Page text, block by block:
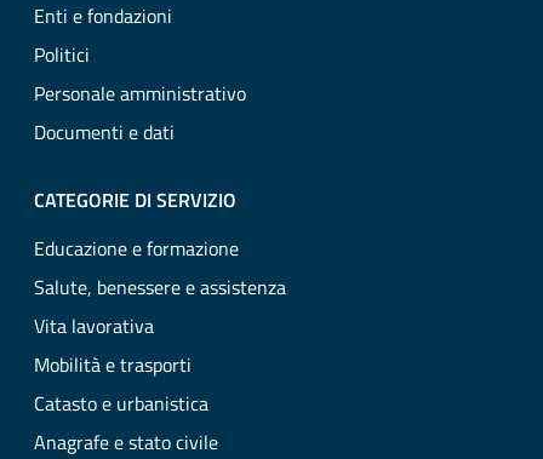
Enti e fondazioni
Politici
Personale amministrativo
Documenti e dati
CATEGORIE DI SERVIZIO
Educazione e formazione
Salute, benessere e assistenza
Vita lavorativa
Mobilità e trasporti
Catasto e urbanistica
Anagrafe e stato civile